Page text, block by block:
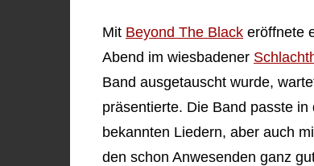
Mit Beyond The Black eröffnete
Abend im wiesbadener
Band ausgetauscht wurde,
präsentierte. Die Band passte
bekannten Liedern, aber auch
den schon Anwesenden ganz